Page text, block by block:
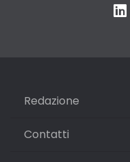
Redazione
Contatti